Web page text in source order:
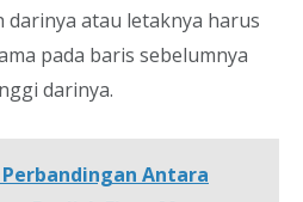
darinya atau letaknya harus
pada baris sebelumnya
darinya.
Antara